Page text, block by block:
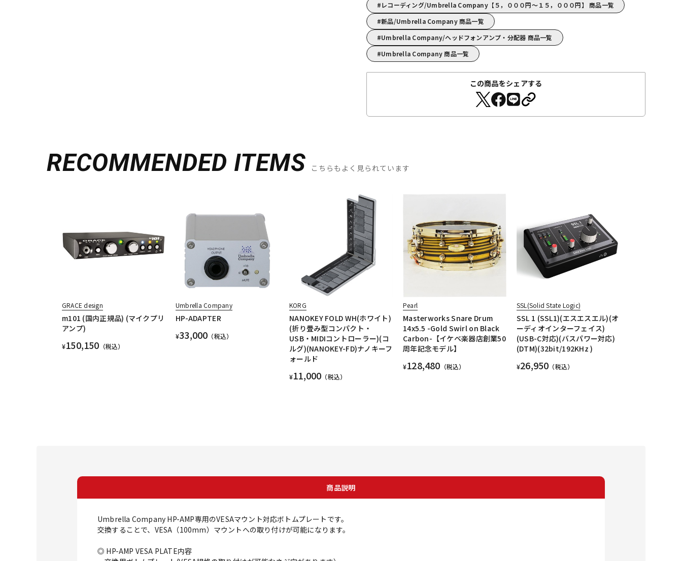
レコーディング/Umbrella Company【５，０００円～１５，０００円】 商品一覧
新品/Umbrella Company 商品一覧
Umbrella Company/ヘッドフォンアンプ・分配器 商品一覧
Umbrella Company 商品一覧
この商品をシェアする
RECOMMENDED ITEMS こちらもよく見られています
GRACE design
m101 (国内正規品) (マイクプリ
アンプ)
¥150,150 （税込）
Umbrella Company
HP-ADAPTER
¥33,000 （税込）
KORG
NANOKEY FOLD WH(ホワイト)
(折り畳み型コンパクト・
USB・MIDIコントローラー)(コ
ルグ)(NANOKEY-FD)ナノキーフ
ォールド
¥11,000 （税込）
Pearl
Masterworks Snare Drum
14x5.5 -Gold Swirl on Black
Carbon-【イケベ楽器店創業50
周年記念モデル】
¥128,480 （税込）
SSL(Solid State Logic)
SSL 1 (SSL1)(エスエスエル)(オ
ーディオインターフェイス)
(USB-C対応)(バスパワー対応)
(DTM)(32bit/192KHz )
¥26,950 （税込）
商品説明
Umbrella Company HP-AMP専用のVESAマウント対応ボトムプレートです。
交換することで、VESA（100mm）マウントへの取り付けが可能になります。
◎ HP-AMP VESA PLATE内容